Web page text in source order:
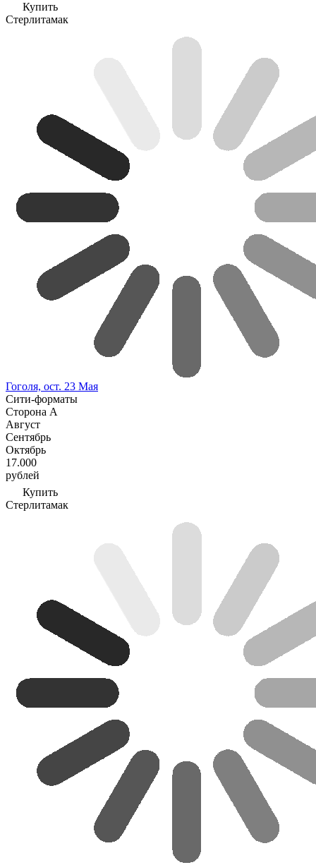
Купить
Стерлитамак
Гоголя, ост. 23 Мая
Сити-форматы
Сторона А
Август
Сентябрь
Октябрь
17.000
рублей
Купить
Стерлитамак